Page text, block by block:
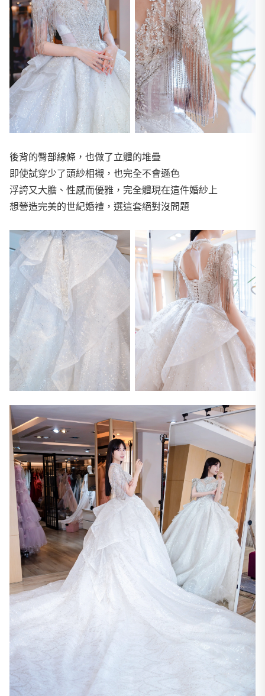
後背的臀部線條，也做了立體的堆疊
即使試穿少了頭紗相襯，也完全不會遜色
浮誇又大膽、性感而優雅，完全體現在這件婚紗上
想營造完美的世紀婚禮，選這套絕對沒問題